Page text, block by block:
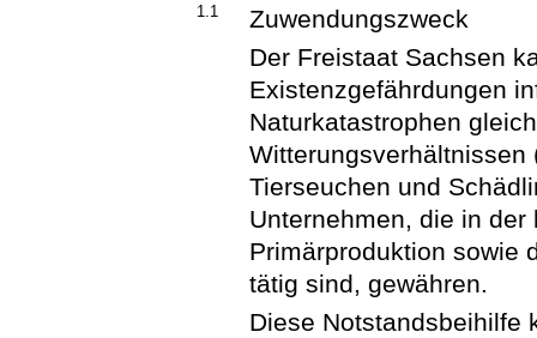
1.1
Zuwendungszweck
Der Freistaat Sachsen
Existenzgefährdungen
Naturkatastrophen
Tierseuchen und
Unternehmen, die in
Primärproduktion sowie
tätig sind, gewähren.
Diese Notstandsbeihilfe